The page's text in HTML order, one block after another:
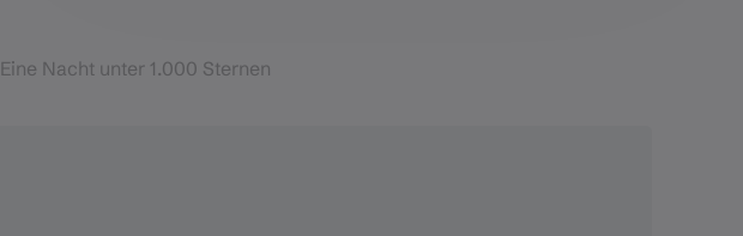
Eine Nacht unter 1.000 Sternen